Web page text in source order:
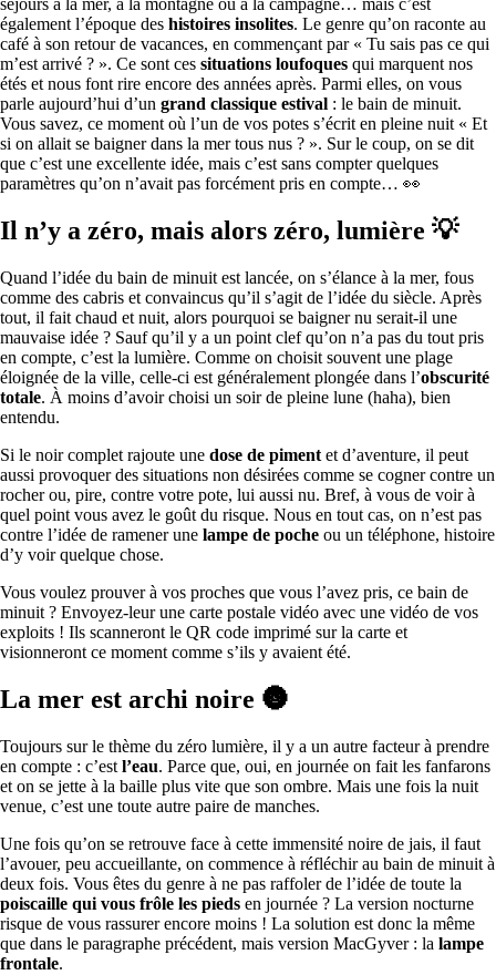
séjours à la mer, à la montagne ou à la campagne… mais c’est
également l’époque des histoires insolites. Le genre qu’on raconte au
café à son retour de vacances, en commençant par « Tu sais pas ce qui
m’est arrivé ? ». Ce sont ces situations loufoques qui marquent nos
étés et nous font rire encore des années après. Parmi elles, on vous
parle aujourd’hui d’un grand classique estival : le bain de minuit.
Vous savez, ce moment où l’un de vos potes s’écrit en pleine nuit « Et
si on allait se baigner dans la mer tous nus ? ». Sur le coup, on se dit
que c’est une excellente idée, mais c’est sans compter quelques
paramètres qu’on n’avait pas forcément pris en compte… 👀
Il n’y a zéro, mais alors zéro, lumière 💡
Quand l’idée du bain de minuit est lancée, on s’élance à la mer, fous
comme des cabris et convaincus qu’il s’agit de l’idée du siècle. Après
tout, il fait chaud et nuit, alors pourquoi se baigner nu serait-il une
mauvaise idée ? Sauf qu’il y a un point clef qu’on n’a pas du tout pris
en compte, c’est la lumière. Comme on choisit souvent une plage
éloignée de la ville, celle-ci est généralement plongée dans l’obscurité
totale. À moins d’avoir choisi un soir de pleine lune (haha), bien
entendu.
Si le noir complet rajoute une dose de piment et d’aventure, il peut
aussi provoquer des situations non désirées comme se cogner contre un
rocher ou, pire, contre votre pote, lui aussi nu. Bref, à vous de voir à
quel point vous avez le goût du risque. Nous en tout cas, on n’est pas
contre l’idée de ramener une lampe de poche ou un téléphone, histoire
d’y voir quelque chose.
Vous voulez prouver à vos proches que vous l’avez pris, ce bain de
minuit ? Envoyez-leur une carte postale vidéo avec une vidéo de vos
exploits ! Ils scanneront le QR code imprimé sur la carte et
visionneront ce moment comme s’ils y avaient été.
La mer est archi noire 🌚
Toujours sur le thème du zéro lumière, il y a un autre facteur à prendre
en compte : c’est l’eau. Parce que, oui, en journée on fait les fanfarons
et on se jette à la baille plus vite que son ombre. Mais une fois la nuit
venue, c’est une toute autre paire de manches.
Une fois qu’on se retrouve face à cette immensité noire de jais, il faut
l’avouer, peu accueillante, on commence à réfléchir au bain de minuit à
deux fois. Vous êtes du genre à ne pas raffoler de l’idée de toute la
poiscaille qui vous frôle les pieds en journée ? La version nocturne
risque de vous rassurer encore moins ! La solution est donc la même
que dans le paragraphe précédent, mais version MacGyver : la lampe
frontale.